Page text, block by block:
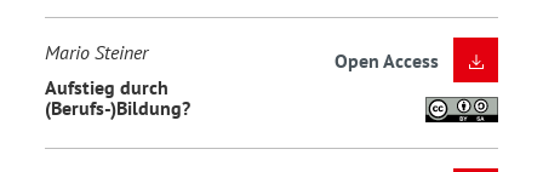
Mario Steiner
Aufstieg durch
(Berufs-)Bildung?
Open Access